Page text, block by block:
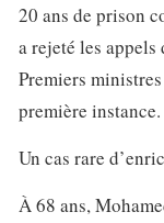
20 ans de prison
a rejeté les
Premiers
première instance.
Un cas rare
À 68 ans,